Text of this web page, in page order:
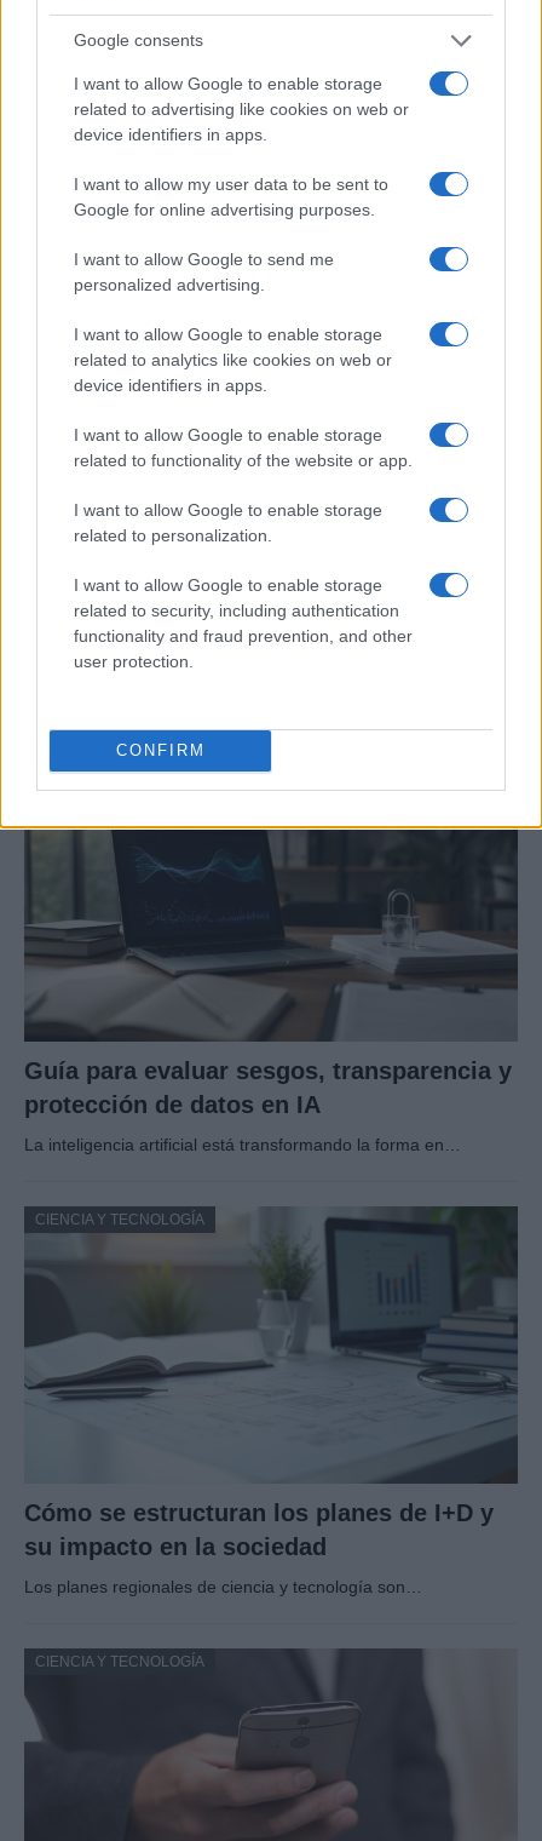
Google consents
I want to allow Google to enable storage
related to advertising like cookies on web or
device identifiers in apps.
I want to allow my user data to be sent to
Google for online advertising purposes.
I want to allow Google to send me
personalized advertising.
I want to allow Google to enable storage
related to analytics like cookies on web or
device identifiers in apps.
I want to allow Google to enable storage
related to functionality of the website or app.
I want to allow Google to enable storage
related to personalization.
I want to allow Google to enable storage
related to security, including authentication
functionality and fraud prevention, and other
user protection.
CONFIRM
Protocolos de seguridad ocular y
consejos para fotografiar eclipses solares
Un eclipse solar es un espectáculo natural que…
CIENCIA Y TECNOLOGÍA
Cómo elegir una carrera STEAM: perfiles
emergentes y competencias clave
CIENCIA Y TECNOLOGÍA
Guía para evaluar sesgos, transparencia y
protección de datos en IA
La inteligencia artificial está transformando la forma en…
CIENCIA Y TECNOLOGÍA
Cómo se estructuran los planes de I+D y
su impacto en la sociedad
Los planes regionales de ciencia y tecnología son…
CIENCIA Y TECNOLOGÍA